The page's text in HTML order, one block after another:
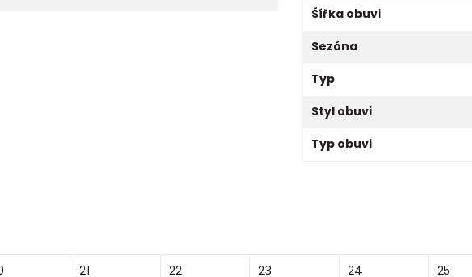
Šířka obuvi
Sezóna
Typ
Styl obuvi
Typ obuvi
21 22 23 24 25